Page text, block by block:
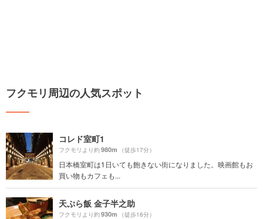
フクモリ周辺の人気スポット
コレド室町1
フクモリより約980m （徒歩17分）
日本橋室町は1日いても飽きない街になりました。映画館もお
買い物もカフェも...
天ぷら飯 金子半之助
フクモリより約930m （徒歩16分）